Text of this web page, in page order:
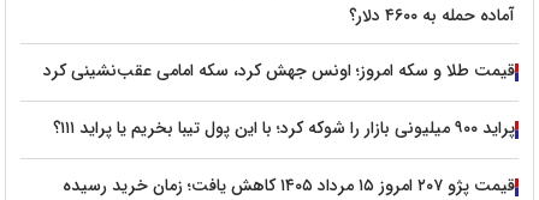
آماده حمله به ۴۶۰۰ دلار؟
قیمت طلا و سکه امروز؛ اونس جهش کرد، سکه امامی عقب‌نشینی کرد
پراید ۹۰۰ میلیونی بازار را شوکه کرد؛ با این پول تیبا بخریم یا پراید ۱۱۱؟
قیمت پژو ۲۰۷ امروز ۱۵ مرداد ۱۴۰۵ کاهش یافت؛ زمان خرید رسیده